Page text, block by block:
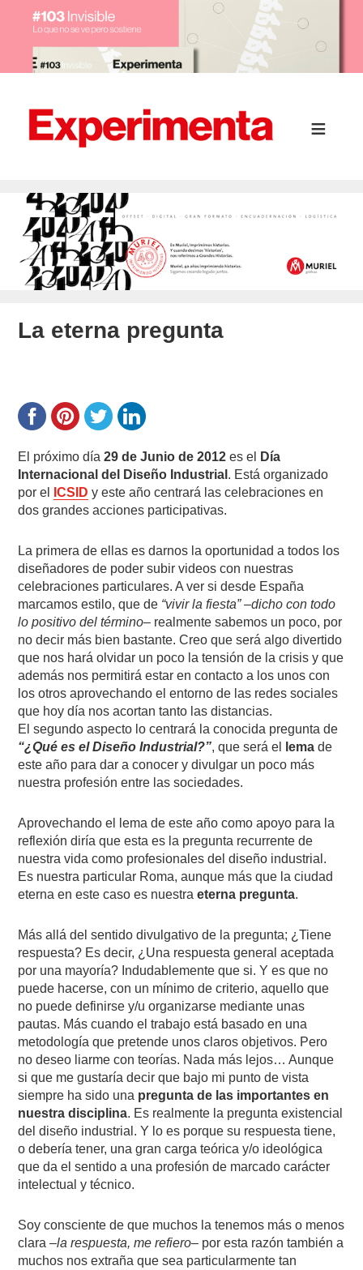
La eterna pregunta
El próximo día29 de Junio de 2012 es el
Día
Internacional del Diseño Industrial . Está organizado
por el
ICSID y este año centrará las celebraciones en
dos grandes acciones participativas.
La primera de ellas es darnos la oportunidad a todos los
diseñadores de poder subir videos con nuestras
celebraciones particulares. A ver si desde España
marcamos estilo, que de “vivir la fiesta”–dicho con todo
lo positivo del término– realmente sabemos un poco, por
no decir más bien bastante. Creo que será algo divertido
que nos hará olvidar un poco la tensión de la crisis y que
además nos permitirá estar en contacto a los unos con
los otros aprovechando el entorno de las redes sociales
que hoy día nos acortan tanto las distancias.
El segundo aspecto lo centrará la conocida pregunta de
“¿Qué es el Diseño Industrial?”, que será el lema de
este año para dar a conocer y divulgar un poco más
nuestra profesión entre las sociedades.
Aprovechando el lema de este año como apoyo para la
reflexión diría que esta es la pregunta recurrente de
nuestra vida como profesionales del diseño industrial.
Es nuestra particular Roma, aunque más que la ciudad
eterna en este caso es nuestraeterna pregunta.
Más allá del sentido divulgativo de la pregunta; ¿Tiene
respuesta? Es decir, ¿Una respuesta general aceptada
por una mayoría? Indudablemente que si. Y es que no
puede hacerse, con un mínimo de criterio, aquello que
no puede definirse y/u organizarse mediante unas
pautas. Más cuando el trabajo está basado en una
metodología que pretende unos claros objetivos. Pero
no deseo liarme con teorías. Nada más lejos… Aunque
si que me gustaría decir que bajo mi punto de vista
siempre ha sido una pregunta de las importantes en
nuestra disciplina. Es realmente la pregunta existencial
del diseño industrial. Y lo es porque su respuesta tiene,
o debería tener, una gran carga teórica y/o ideológica
que da el sentido a una profesión de marcado carácter
intelectual y técnico.
Soy consciente de que muchos la tenemos más o menos
clara –la respuesta, me refiero– por esta razón también a
muchos nos extraña que sea particularmente tan